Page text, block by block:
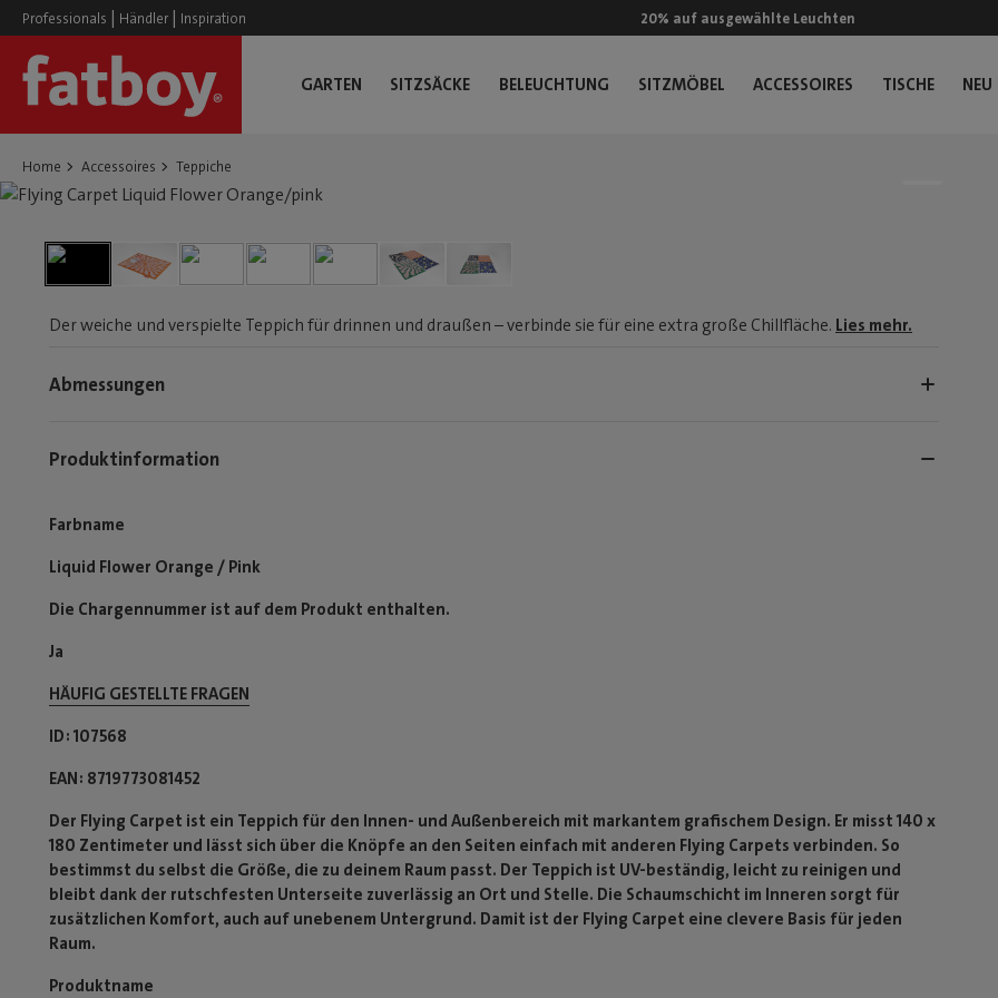
Professionals | Händler | Inspiration 20% auf ausgewählte Leuchten
GARTEN SITZSÄCKE BELEUCHTUNG SITZMÖBEL ACCESSOIRES TISCHE NEU
Home Accessoires Teppiche
Der weiche und verspielte Teppich für drinnen und draußen – verbinde sie für eine extra große Chillfläche. Lies mehr.
Abmessungen
Produktinformation
Farbname
Liquid Flower Orange / Pink
Die Chargennummer ist auf dem Produkt enthalten.
Ja
HÄUFIG GESTELLTE FRAGEN
ID 107568
EAN 8719773081452
Der Flying Carpet ist ein Teppich für den Innen- und Außenbereich mit markantem grafischem Design. Er misst 140 x
180 Zentimeter und lässt sich über die Knöpfe an den Seiten einfach mit anderen Flying Carpets verbinden. So
bestimmst du selbst die Größe, die zu deinem Raum passt. Der Teppich ist UV-beständig, leicht zu reinigen und
bleibt dank der rutschfesten Unterseite zuverlässig an Ort und Stelle. Die Schaumschicht im Inneren sorgt für
zusätzlichen Komfort, auch auf unebenem Untergrund. Damit ist der Flying Carpet eine clevere Basis für jeden
Raum.
Produktname